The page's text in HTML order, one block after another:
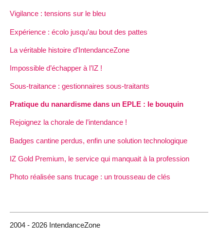
Vigilance : tensions sur le bleu
Expérience : écolo jusqu’au bout des pattes
La véritable histoire d’IntendanceZone
Impossible d’échapper à l’IZ !
Sous-traitance : gestionnaires sous-traitants
Pratique du nanardisme dans un EPLE : le bouquin
Rejoignez la chorale de l’intendance !
Badges cantine perdus, enfin une solution technologique
IZ Gold Premium, le service qui manquait à la profession
Photo réalisée sans trucage : un trousseau de clés
2004 - 2026 IntendanceZone